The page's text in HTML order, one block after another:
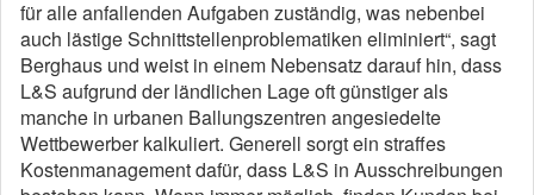
für alle anfallenden Aufgaben zuständig, was nebenbei
auch lästige Schnittstellenproblematiken eliminiert“, sagt
Berghaus und weist in einem Nebensatz darauf hin, dass
L&S aufgrund der ländlichen Lage oft günstiger als
manche in urbanen Ballungszentren angesiedelte
Wettbewerber kalkuliert. Generell sorgt ein straffes
Kostenmanagement dafür, dass L&S in Ausschreibungen